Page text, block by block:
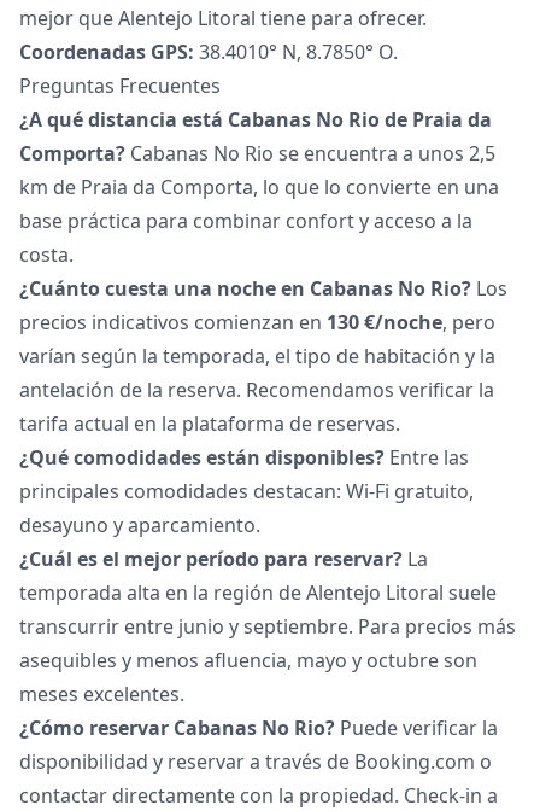
mejor que Alentejo Litoral tiene para ofrecer.
Coordenadas GPS: 38.4010° N, 8.7850° O.
Preguntas Frecuentes
¿A qué distancia está Cabanas No Rio de Praia da
Comporta? Cabanas No Rio se encuentra a unos 2,5
km de Praia da Comporta, lo que lo convierte en una
base práctica para combinar confort y acceso a la
costa.
¿Cuánto cuesta una noche en Cabanas No Rio? Los
precios indicativos comienzan en 130 €/noche, pero
varían según la temporada, el tipo de habitación y la
antelación de la reserva. Recomendamos verificar la
tarifa actual en la plataforma de reservas.
¿Qué comodidades están disponibles? Entre las
principales comodidades destacan: Wi-Fi gratuito,
desayuno y aparcamiento.
¿Cuál es el mejor período para reservar? La
temporada alta en la región de Alentejo Litoral suele
transcurrir entre junio y septiembre. Para precios más
asequibles y menos afluencia, mayo y octubre son
meses excelentes.
¿Cómo reservar Cabanas No Rio? Puede verificar la
disponibilidad y reservar a través de Booking.com o
contactar directamente con la propiedad. Check-in a